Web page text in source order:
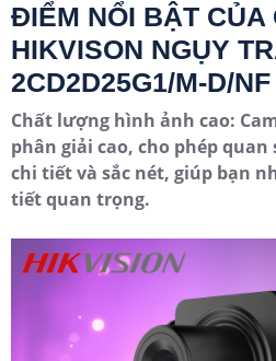
ĐIỂM NỔI BẬT
HIKVISON NGỤY
2CD2D25G1/M-D/NF
Chất lượng hình ảnh cao:
phân giải cao, cho phép
chi tiết và sắc nét, giúp bạn
tiết quan trọng.